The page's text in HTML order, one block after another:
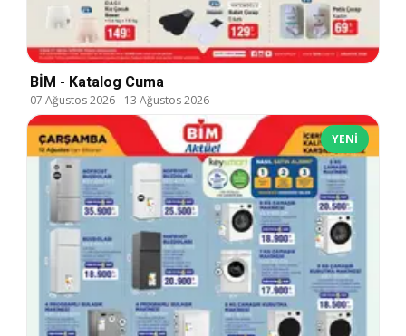
BİM - Katalog Cuma
07 Ağustos 2026- 13 Ağustos 2026
YENI